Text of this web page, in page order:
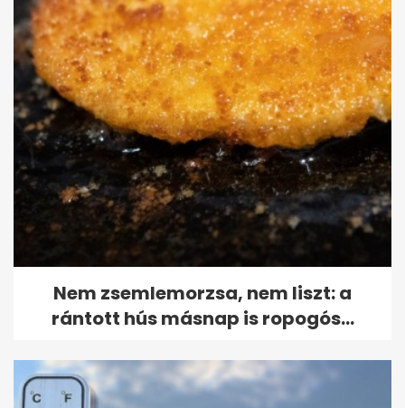
Nem zsemlemorzsa, nem liszt: a
rántott hús másnap is ropogós...